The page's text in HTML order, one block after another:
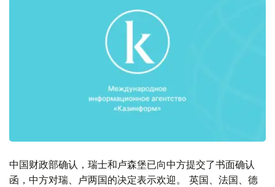
中国财政部确认，瑞士和卢森堡已向中方提交了书面确认
函，中方对瑞、卢两国的决定表示欢迎。 英国、法国、德